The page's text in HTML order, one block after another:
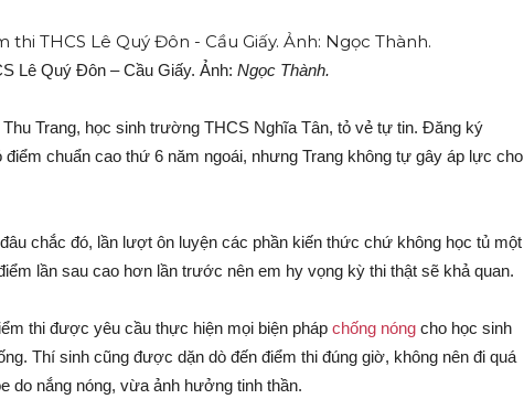
Lê Quý Đôn – Cầu Giấy. Ảnh: Ngọc Thành.
Trang, học sinh trường THCS Nghĩa Tân, tỏ vẻ tự tin. Đăng ký
chuẩn cao thứ 6 năm ngoái, nhưng Trang không tự gây áp lực cho
chắc đó, lần lượt ôn luyện các phần kiến thức chứ không học tủ một
lần sau cao hơn lần trước nên em hy vọng kỳ thi thật sẽ khả quan.
thi được yêu cầu thực hiện mọi biện pháp chống nóng cho học sinh
Thí sinh cũng được dặn dò đến điểm thi đúng giờ, không nên đi quá
nắng nóng, vừa ảnh hưởng tinh thần.